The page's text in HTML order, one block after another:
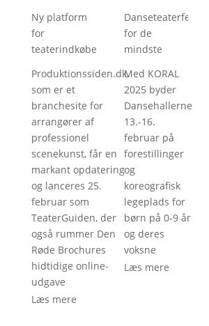
Ny platform
for
teaterindkøbere
Produktionssiden.dk,
som er et
branchesite for
arrangører af
professionel
scenekunst, får en
markant opdatering
og lanceres 25.
februar som
TeaterGuiden, der
også rummer Den
Røde Brochures
hidtidige online-
udgave
Læs mere
Danseteaterfestival
for de
mindste
Med KORAL
2025 byder
Dansehallerne
13.-16.
februar på
forestillinger
og
koreografisk
legeplads for
børn på 0-9 år
og deres
voksne
Læs mere